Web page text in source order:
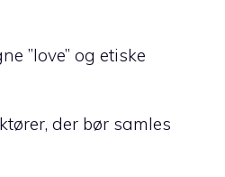
”love” og etiske
der bør samles